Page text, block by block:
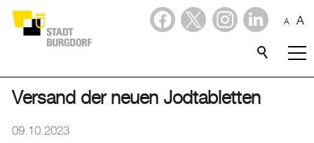
A A
Stadtporträt
Verwaltung & Politik
Versand der neuen Jodtabletten
09.10.2023